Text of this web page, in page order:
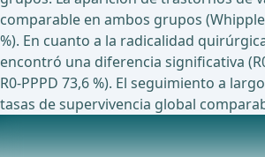
comparable en ambos grupos (Whipple
%). En cuanto a la radicalidad
encontró una diferencia significativa
R0-PPPD 73,6 %). El seguimiento a
tasas de supervivencia global
Estudios en curso actualmente sobre